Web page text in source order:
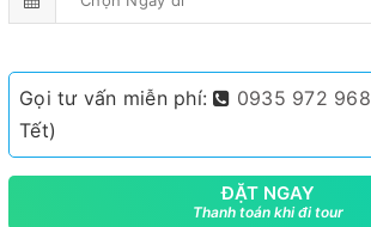
Gọi tư vấn miễn phí: 0935 972 968
Tết)
ĐẶT NGAY
Thanh toán khi đi tour